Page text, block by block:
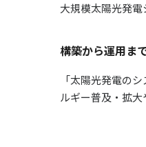
大規模太陽光発電
構築から運用ま
「太陽光発電の
ルギー普及・拡